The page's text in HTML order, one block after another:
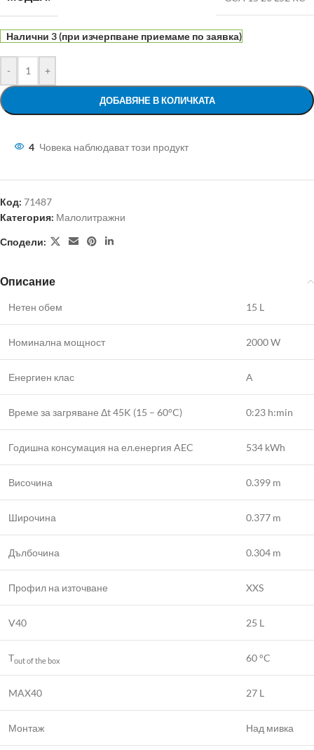
Налични 3 (при изчерпване приемаме по заявка)
- +
ДОБАВЯНЕ В КОЛИЧКАТА
4 Човека наблюдават този продукт
Код: 71487
Категория: Малолитражни
Сподели:
Описание
Нетен обем 15 L
Номинална мощност 2000 W
Енергиен клас A
Време за загряване Δt 45K (15 – 60°C) 0:23 h:min
Годишна консумация на ел.енергия AEC 534 kWh
Височина 0.399 m
Широчина 0.377 m
Дълбочина 0.304 m
Профил на източване XXS
V40 25 L
Tout of the box 60 °C
MAX40 27 L
Монтаж Над мивка